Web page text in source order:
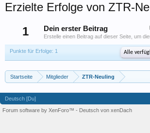
Erzielte Erfolge von ZTR-
1
Dein erster Beitrag
Erstelle einen Beitrag auf dieser Seite, um
Punkte für Erfolge: 1 Alle
Startseite Mitglieder ZTR-Neuling
Deutsch [Du]
Forum software by XenForo™ - Deutsch von xenDach